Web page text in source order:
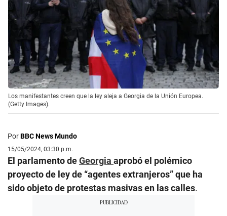
Los manifestantes creen que la ley aleja a Georgia de la Unión Europea.
(Getty Images).
PorBBC News Mundo
15/05/2024, 03:30 p.m.
El parlamento deGeorgia aprobó el polémico
proyecto de ley de “agentes extranjeros” que ha
sido objeto de protestas masivas en las calles.